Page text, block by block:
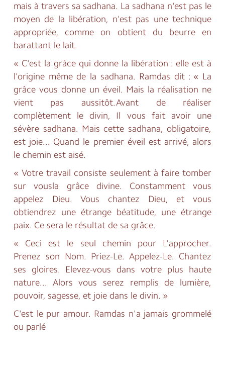
mais à travers sa sadhana. La sadhana n'est pas le
moyen de la libération, n'est pas une technique
appropriée, comme on obtient du beurre en
barattant le lait.
« C'est la grâce qui donne la libération : elle est à
l'origine même de la sadhana. Ramdas dit : « La
grâce vous donne un éveil. Mais la réalisation ne
vient pas aussitôt.Avant de réaliser
complètement le divin, Il vous fait avoir une
sévère sadhana. Mais cette sadhana, obligatoire,
est joie... Quand le premier éveil est arrivé, alors
le chemin est aisé.
« Votre travail consiste seulement à faire tomber
sur vousla grâce divine. Constamment vous
appelez Dieu. Vous chantez Dieu, et vous
obtiendrez une étrange béatitude, une étrange
paix. Ce sera le résultat de sa grâce.
« Ceci est le seul chemin pour L'approcher.
Prenez son Nom. Priez-Le. Appelez-Le. Chantez
ses gloires. Elevez-vous dans votre plus haute
nature... Alors vous serez remplis de lumière,
pouvoir, sagesse, et joie dans le divin. »
C'est le pur amour. Ramdas n'a jamais grommelé
ou parlé